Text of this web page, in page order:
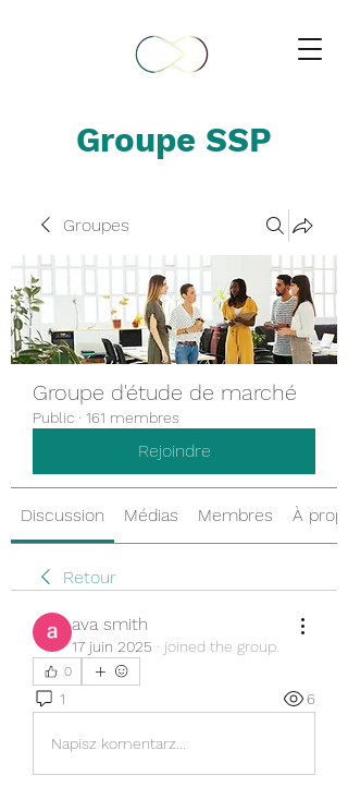
Groupe SSP
Groupes
Groupe d'étude de marché
Public · 161 membres
Rejoindre
Discussion Médias Membres À
Retour
ava smith
17 juin 2025 · joined the group.
0
1 6
Napisz komentarz...